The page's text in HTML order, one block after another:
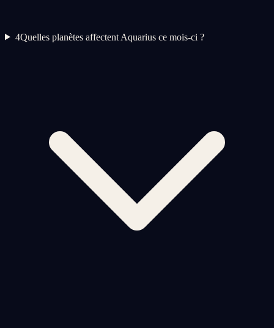
4Quelles planètes affectent Aquarius ce mois-ci ?